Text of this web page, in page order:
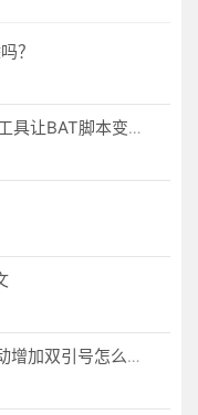
？
【Windows】利用NSSM工具让BAT脚本变成后台服务
EXCEL表格复制出来，自动增加双引号怎么解决？